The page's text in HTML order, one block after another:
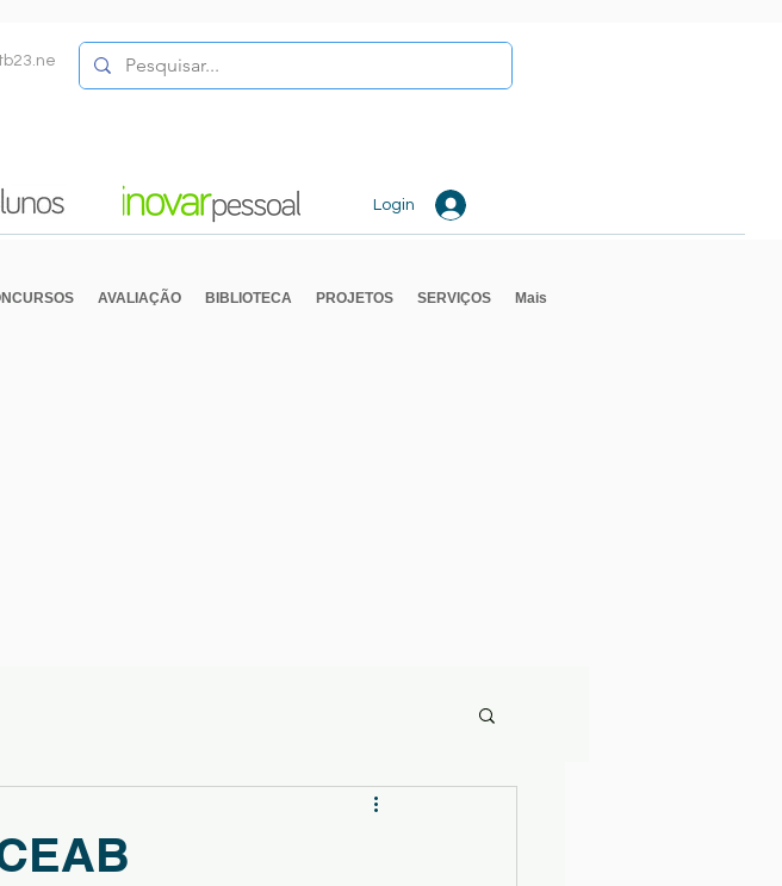
Login
AVALIAÇÃO BIBLIOTECA PROJETOS SERVIÇOS Mais